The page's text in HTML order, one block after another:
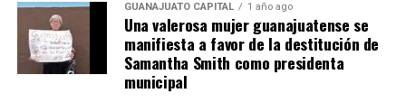
GUANAJUATO CAPITAL 1 año ago
Una valerosa mujer guanajuatense se
manifiesta a favor de la destitución de
Samantha Smith como presidenta
municipal